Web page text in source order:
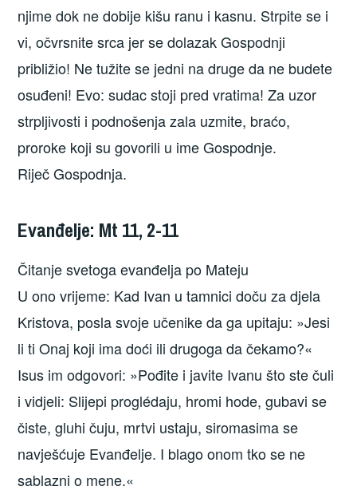
njime dok ne dobije kišu ranu i kasnu. Strpite se i
vi, očvrsnite srca jer se dolazak Gospodnji
približio! Ne tužite se jedni na druge da ne budete
osuđeni! Evo: sudac stoji pred vratima! Za uzor
strpljivosti i podnošenja zala uzmite, braćo,
proroke koji su govorili u ime Gospodnje.
Riječ Gospodnja.
Evanđelje: Mt 11, 2-11
Čitanje svetoga evanđelja po Mateju
U ono vrijeme: Kad Ivan u tamnici doču za djela
Kristova, posla svoje učenike da ga upitaju: »Jesi
li ti Onaj koji ima doći ili drugoga da čekamo?«
Isus im odgovori: »Pođite i javite Ivanu što ste čuli
i vidjeli: Slijepi proglédaju, hromi hode, gubavi se
čiste, gluhi čuju, mrtvi ustaju, siromasima se
navješćuje Evanđelje. I blago onom tko se ne
sablazni o mene.«